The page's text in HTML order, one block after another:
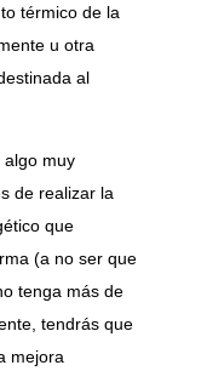
térmico de la
u otra
al
algo muy
de realizar la
que
(a no ser que
tenga más de
tendrás que
mejora